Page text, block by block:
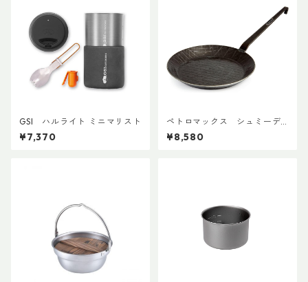
GSI ハルライト ミニマリスト
¥7,370
ペトロマックス シュミーデ
アイゼンフライパン sp24
¥8,580